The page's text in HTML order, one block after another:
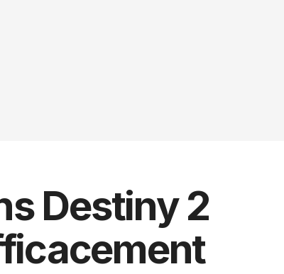
Destiny 2